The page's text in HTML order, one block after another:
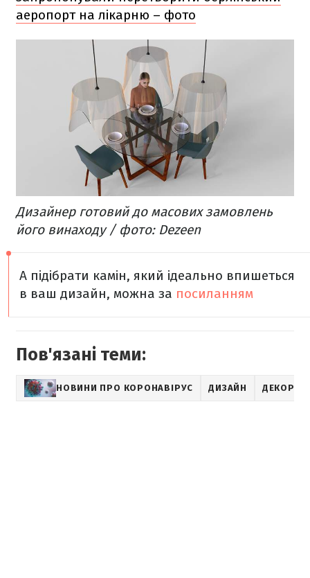
аеропорт на лікарню – фото
Дизайнер готовий до масових замовлень
його винаходу / фото: Dezeen
А підібрати камін, який ідеально впишеться
в ваш дизайн, можна за посиланням
Пов'язані теми:
НОВИНИ ПРО КОРОНАВІРУС ДИЗАЙН ДЕКОР І